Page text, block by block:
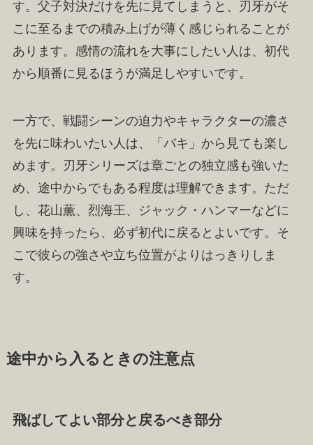
す。父子対決だけを先に見てしまうと、刃牙がそ
こに至るまでの積み上げが薄く感じられることが
あります。感情の流れを大事にしたい人は、初代
から順番に見るほうが満足しやすいです。
一方で、戦闘シーンの迫力やキャラクターの濃さ
を先に味わいたい人は、「バキ」から見ても楽し
めます。刃牙シリーズは章ごとの独立感も強いた
め、途中からでもある程度は理解できます。ただ
し、花山薫、烈海王、ジャック・ハンマーなどに
興味を持ったら、必ず初代に戻るとよいです。そ
こで彼らの強さや立ち位置がよりはっきりしま
す。
途中から入るときの注意点
飛ばしてよい部分と戻るべき部分